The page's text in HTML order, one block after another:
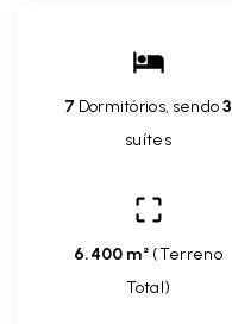
7 Dormitórios, sendo3
suítes
6.400 m² (Terreno
Total)